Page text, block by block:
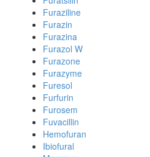
Furaziline
Furazin
Furazina
Furazol W
Furazone
Furazyme
Furesol
Furfurin
Furosem
Fuvacillin
Hemofuran
Ibiofural